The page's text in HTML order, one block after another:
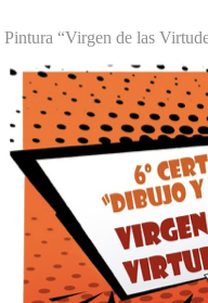
“Virgen de las